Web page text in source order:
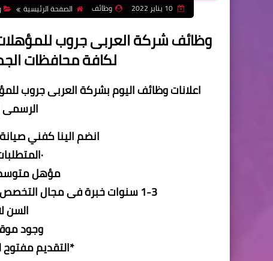
10 يناير 2022 وظائف الصفحة الرئيسية
وظائف شركة العربى جروب
لكافة محافظات
اعلانات وظائف اليوم بشركة العربى جروب
الرسمى
انضم الينا كفني
مؤهل
1-3 سنوات خبرة فى مجال التخصص المتقدم اليه(أجهزة منزلية - شاشات – تكييف)
السن لا
وجود
*التقديم